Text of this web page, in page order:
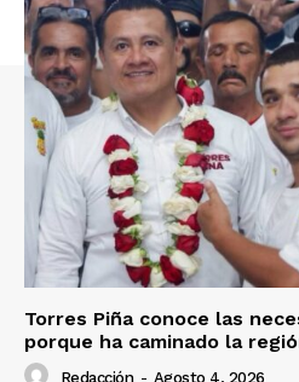
Torres Piña conoce las
porque ha caminado la
Redacción - Agosto 4, 2026